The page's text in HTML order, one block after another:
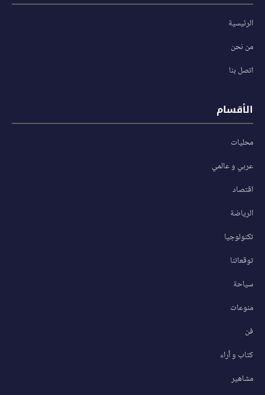
الرئيسية
من نحن
اتصل بنا
الأقسام
محليات
عربي و عالمي
اقتصاد
الرياضة
تكنولوجيا
توقعاتنا
سياحة
منوعات
فن
كتاب و آراء
مشاهير